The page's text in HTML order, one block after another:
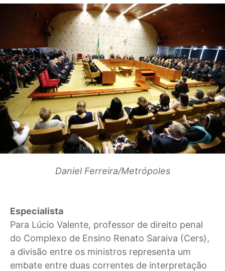
Daniel Ferreira/Metrópoles
Especialista
Para Lúcio Valente, professor de direito penal
do Complexo de Ensino Renato Saraiva (Cers),
a divisão entre os ministros representa um
embate entre duas correntes de interpretação